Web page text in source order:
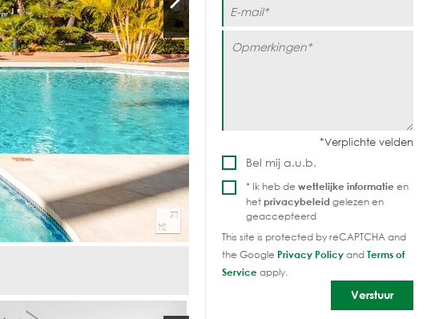
Bel mij a.u.b.
* Ik heb de wettelijke informatie en
hetprivacybeleid gelezen en
geaccepteerd
This site is protected by reCAPTCHA and
the Google Privacy PolicyandTerms of
Serviceapply.